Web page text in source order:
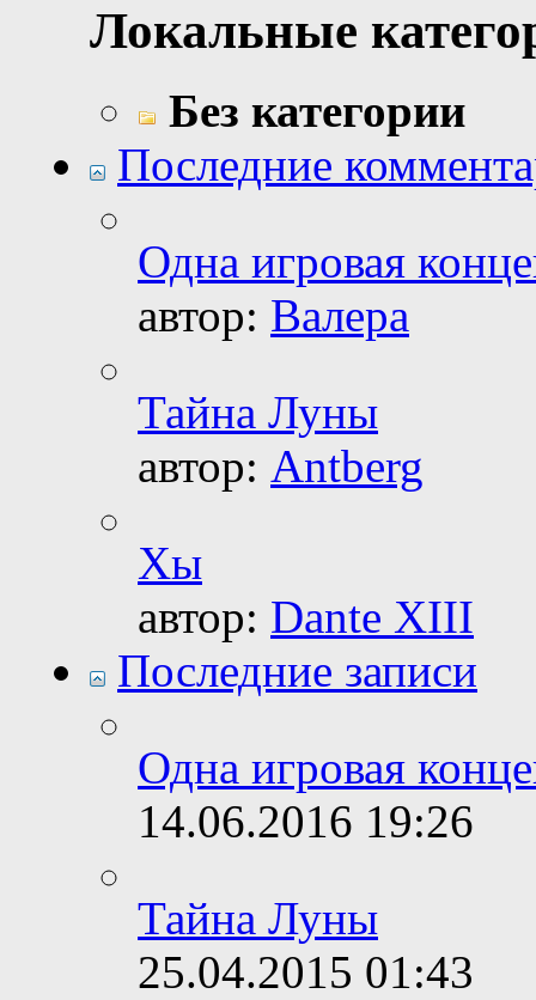
Локальные
Без категории
Последние
Одна игровая
автор: Валера
Тайна Луны
автор: Antberg
Хы
автор: Dante XIII
Последние записи
Одна игровая
14.06.2016 19:26
Тайна Луны
25.04.2015 01:43